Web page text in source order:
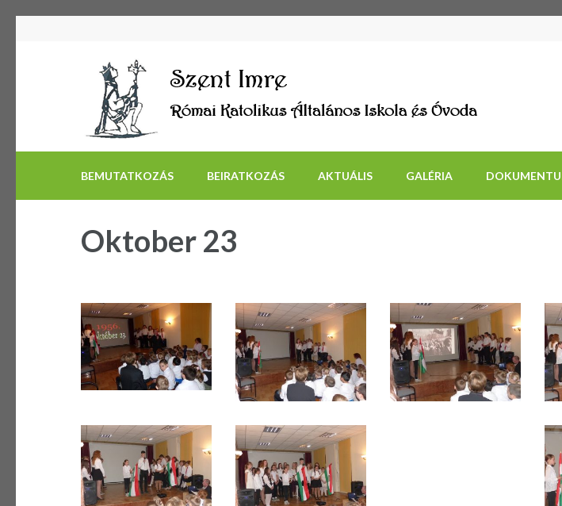
Szent
BEMUTATKOZÁS BEIRATKOZÁS AKTUÁLIS GALÉRIA
Oktober 23